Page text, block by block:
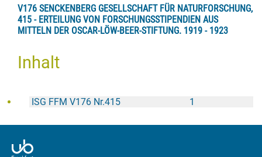
V176 SENCKENBERG GESELLSCHAFT FÜR NATURFORSCHUNG,
415 - ERTEILUNG VON FORSCHUNGSSTIPENDIEN AUS
MITTELN DER OSCAR-LÖW-BEER-STIFTUNG. 1919 - 1923
Inhalt
1
ISG FFM V176 Nr.415